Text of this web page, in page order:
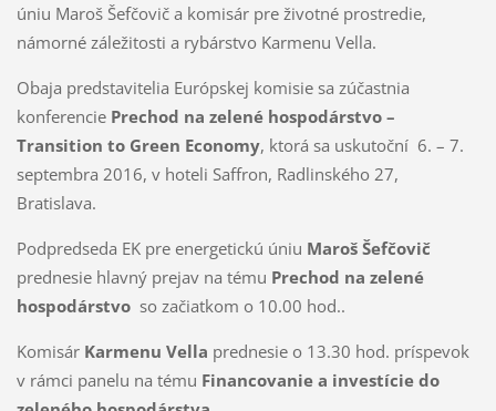
úniu Maroš Šefčovič a komisár pre životné prostredie,
námorné záležitosti a rybárstvo Karmenu Vella.
Obaja predstavitelia Európskej komisie sa zúčastnia
konferencie Prechod na zelené hospodárstvo –
Transition to Green Economy, ktorá sa uskutoční 6. – 7.
septembra 2016, v hoteli Saffron, Radlinského 27,
Bratislava.
Podpredseda EK pre energetickú úniu Maroš Šefčovič
prednesie hlavný prejav na tému Prechod na zelené
hospodárstvo so začiatkom o 10.00 hod..
Komisár Karmenu Vella prednesie o 13.30 hod. príspevok
v rámci panelu na tému Financovanie a investície do